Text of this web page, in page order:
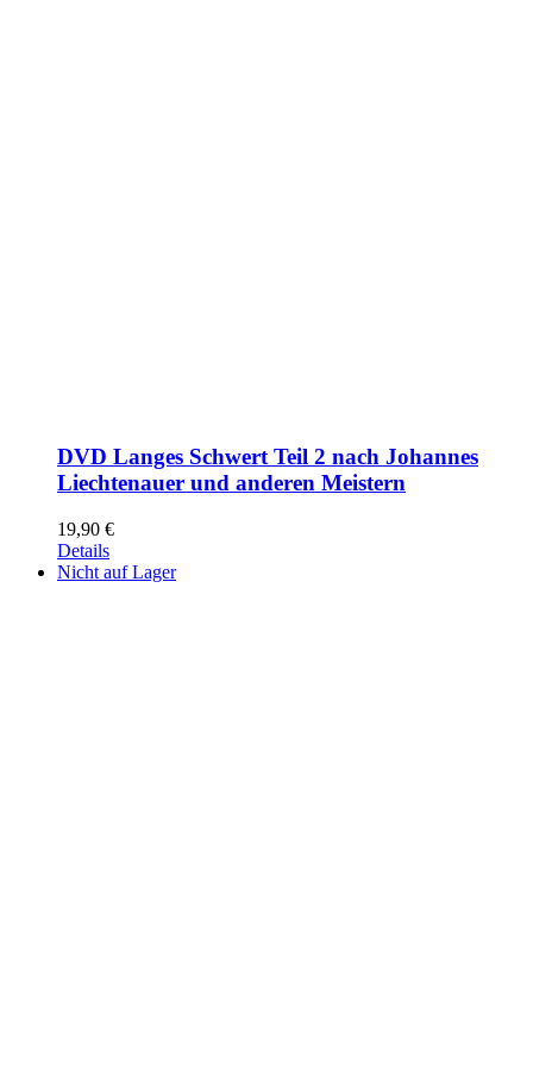
DVD Langes Schwert Teil 2 nach Johannes
Liechtenauer und anderen Meistern
19,90 €
Details
Nicht auf Lager